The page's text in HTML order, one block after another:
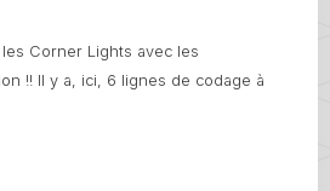
Corner Lights avec les
!! Il y a, ici, 6 lignes de codage à